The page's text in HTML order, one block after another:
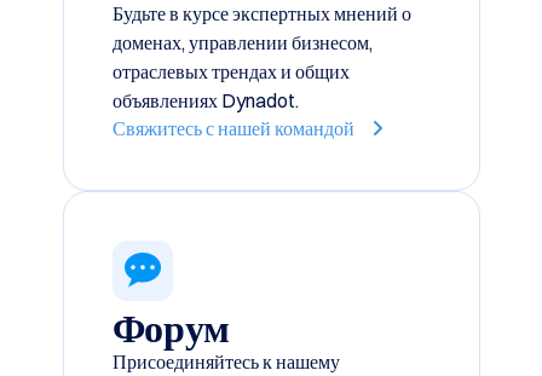
Будьте в курсе экспертных мнений о
доменах, управлении бизнесом,
отраслевых трендах и общих
объявлениях Dynadot.
Свяжитесь с нашей командой
Форум
Присоединяйтесь к нашему